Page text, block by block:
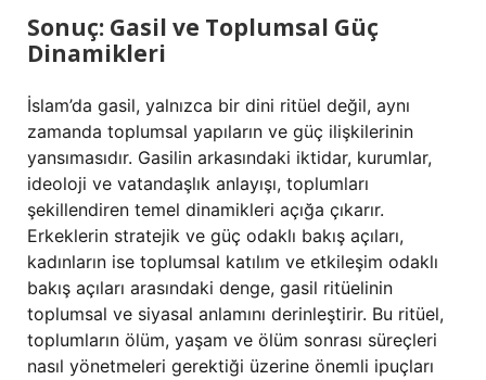
Sonuç: Gasil ve Toplumsal Güç
Dinamikleri
İslam’da gasil, yalnızca bir dini ritüel değil, aynı
zamanda toplumsal yapıların ve güç ilişkilerinin
yansımasıdır. Gasilin arkasındaki iktidar, kurumlar,
ideoloji ve vatandaşlık anlayışı, toplumları
şekillendiren temel dinamikleri açığa çıkarır.
Erkeklerin stratejik ve güç odaklı bakış açıları,
kadınların ise toplumsal katılım ve etkileşim odaklı
bakış açıları arasındaki denge, gasil ritüelinin
toplumsal ve siyasal anlamını derinleştirir. Bu ritüel,
toplumların ölüm, yaşam ve ölüm sonrası süreçleri
nasıl yönetmeleri gerektiği üzerine önemli ipuçları